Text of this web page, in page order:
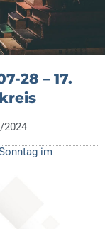
28 – 17.
2024
im